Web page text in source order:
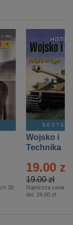
30
Wojsko i
Technika
– 2/2026
19.00 zł
19.00 zł
Najniższa cena z
dni: 19.00 zł